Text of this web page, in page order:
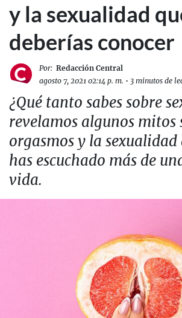
y la sexualidad
deberías conocer
Por: Redacción Central
agosto 7, 2021 02:14 p. m. • 3 minutos de
¿Qué tanto sabes sobre
revelamos algunos mitos
orgasmos y la sexualidad
has escuchado más de
vida.